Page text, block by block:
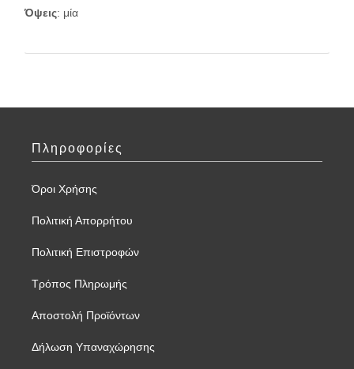
Όψεις: μία
Πληροφορίες
Όροι Χρήσης
Πολιτική Απορρήτου
Πολιτική Επιστροφών
Τρόπος Πληρωμής
Αποστολή Προϊόντων
Δήλωση Υπαναχώρησης